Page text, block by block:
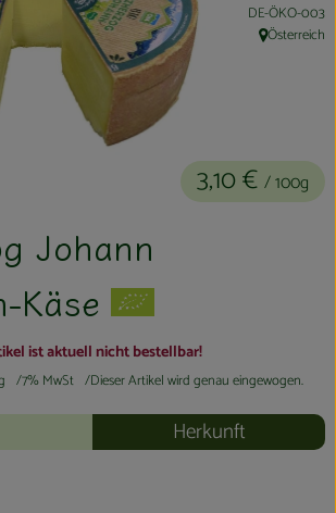
Johann
Käse
3,10 € / 100g
, Kontrollstelle:
DE-ÖKO-003
, Herkunft:
Österreich
ist aktuell nicht bestellbar!
7% MwSt Dieser Artikel wird genau eingewogen.
Herkunft